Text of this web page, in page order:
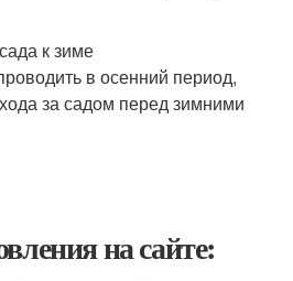
к зиме
в осенний период,
за садом перед зимними
на сайте: